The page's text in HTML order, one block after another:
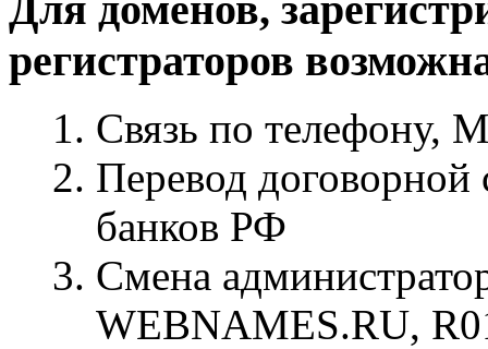
регистраторов
Связь по телефону,
Перевод
банков РФ
Смена
WEBNAMES.RU,